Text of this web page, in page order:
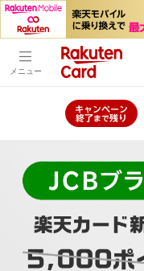
メニュー
キャンペーン
終了まで残り